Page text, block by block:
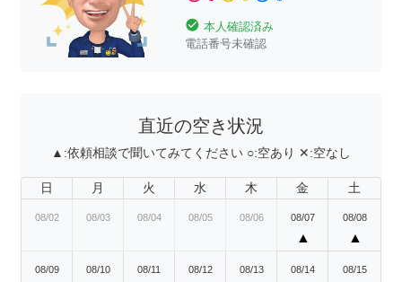
check_circle 本人確認済み
電話番号未確認
直近の空き状況
▲:依頼相談で聞いてみてください ○:空あり ✕:空なし
日 月 火 水 木 金 土
08/02 08/03 08/04 08/05 08/06 08/07
▲
08/08
▲
08/09 08/10 08/11 08/12 08/13 08/14 08/15